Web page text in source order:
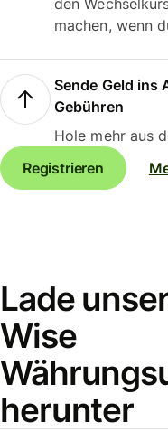
den
machen, wenn
Sende Geld ins
Gebühren
Hole mehr aus
Registrieren
Lade
Wise
herunter